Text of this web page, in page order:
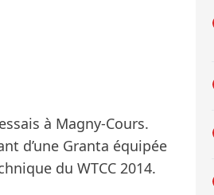
à Magny-Cours.
d’une Granta équipée
du WTCC 2014.